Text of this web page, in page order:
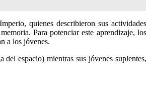
quienes describieron sus actividades
Para potenciar este aprendizaje, los
a los jóvenes.
espacio) mientras sus jóvenes suplentes,